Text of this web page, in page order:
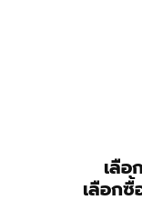
เลือ
เลือกซื้